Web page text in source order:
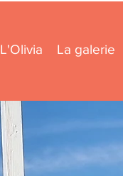
L'Olivia La galerie